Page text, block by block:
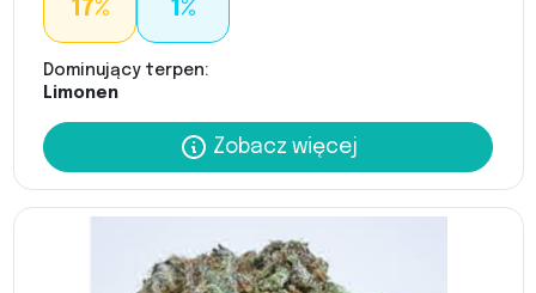
17% 1%
Dominujący terpen:
Limonen
Zobacz więcej